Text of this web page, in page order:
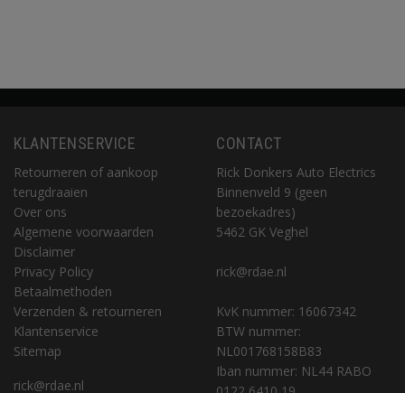
KLANTENSERVICE
Retourneren of aankoop
terugdraaien
Over ons
Algemene voorwaarden
Disclaimer
Privacy Policy
Betaalmethoden
Verzenden & retourneren
Klantenservice
Sitemap
rick@rdae.nl
CONTACT
Rick Donkers Auto Electrics
Binnenveld 9 (geen
bezoekadres)
5462 GK Veghel
rick@rdae.nl
KvK nummer: 16067342
BTW nummer:
NL001768158B83
Iban nummer: NL44 RABO